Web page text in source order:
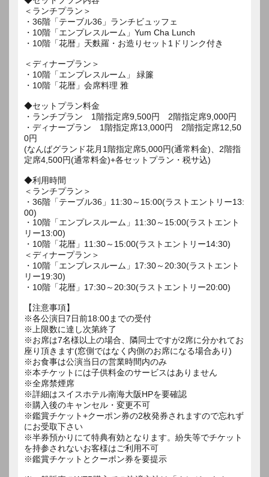
＜ランチプラン＞
・36階「テーブル36」ランチビュッフェ
・10階「エンプレスルーム」Yum Cha Lunch
・10階「花暦」天麩羅・お造りセット1ドリンク付き
＜ディナープラン＞
・10階「エンプレスルーム」 緑簾
・10階「花暦」会席料理 雅
◆セットプラン料金
・ランチプラン 1階指定席9,500円 2階指定席9,000円
・ディナープラン 1階指定席13,000円 2階指定席12,50
0円
(なんばグランド花月1階指定席5,000円(通常料金)、2階指
定席4,500円(通常料金)+各セットプラン・税サ込)
◆利用時間
＜ランチプラン＞
・36階「テーブル36」11:30～15:00(ラストエントリー13:
00)
・10階「エンプレスルーム」11:30～15:00(ラストエント
リー13:00)
・10階「花暦」11:30～15:00(ラストエントリー14:30)
＜ディナープラン＞
・10階「エンプレスルーム」17:30～20:30(ラストエント
リー19:30)
・10階「花暦」17:30～20:30(ラストエントリー20:00)
【注意事項】
※各公演日7日前18:00までの受付
※上限数に達し次第終了
※お席は7名様以上の場合、隣同士ですが2席に分かれてお
座り頂きます(窓側ではなく内側のお席になる場合あり)
※お食事は公演当日の営業時間内のみ
※本チケットには子供料金のサービスはありません
※全席禁煙席
※詳細はスイスホテル南海大阪HPを要確認
※購入後のキャンセル・変更不可
※鑑賞チケット+クーポン券の2枚発券されますので忘れず
にお受取下さい
※半券預かりにて特典有効となります。紛失等でチケット
を持参されないお客様はご利用不可
※鑑賞チケットとクーポン券を要提示